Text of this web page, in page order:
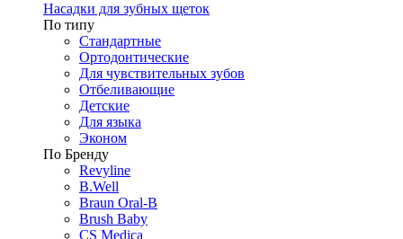
Насадки для зубных щеток
По типу
Стандартные
Ортодонтические
Для чувствительных зубов
Отбеливающие
Детские
Для языка
Эконом
По Бренду
Revyline
B.Well
Braun Oral-B
Brush Baby
CS Medica